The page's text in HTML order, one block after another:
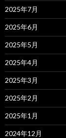
2025年7月
2025年6月
2025年5月
2025年4月
2025年3月
2025年2月
2025年1月
2024年12月